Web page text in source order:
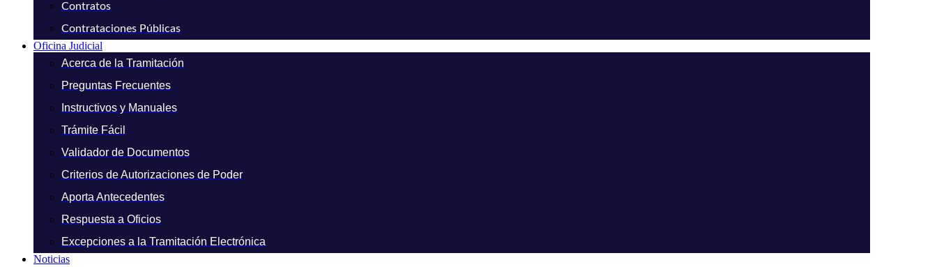
Contratos
Contrataciones Públicas
Oficina Judicial
Acerca de la Tramitación
Preguntas Frecuentes
Instructivos y Manuales
Trámite Fácil
Validador de Documentos
Criterios de Autorizaciones de Poder
Aporta Antecedentes
Respuesta a Oficios
Excepciones a la Tramitación Electrónica
Noticias